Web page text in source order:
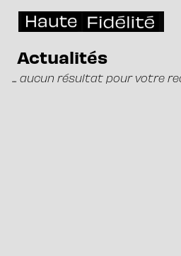
Actualités
... aucun résultat pour votre